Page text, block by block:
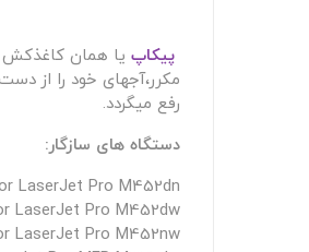
پیکاپ یا همان
مکرر،آجهای خود را از
رفع میگردد.
دستگاه های سازگار:
LaserJet Pro M452dn
LaserJet Pro M452dw
LaserJet Pro M452nw